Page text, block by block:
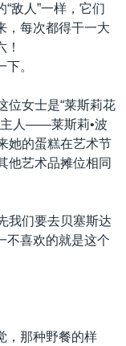
敌人”一样，它们
，每次都得干一大
。
位女士是“莱斯莉花
主人——莱斯莉•波
她的蛋糕在艺术节
他艺术品摊位相同
我们要去贝塞斯达
不喜欢的就是这个
，那种野餐的样